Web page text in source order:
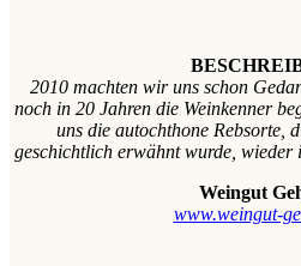
2010 machten wir uns schon
noch in 20 Jahren die Weinkenner
uns die autochthone Rebsorte,
geschichtlich erwähnt wurde, wieder
Weingut
www.weingut-